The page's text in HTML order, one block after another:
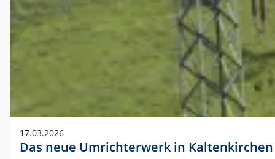
17.03.2026
Das neue Umrichterwerk in Kaltenkirchen